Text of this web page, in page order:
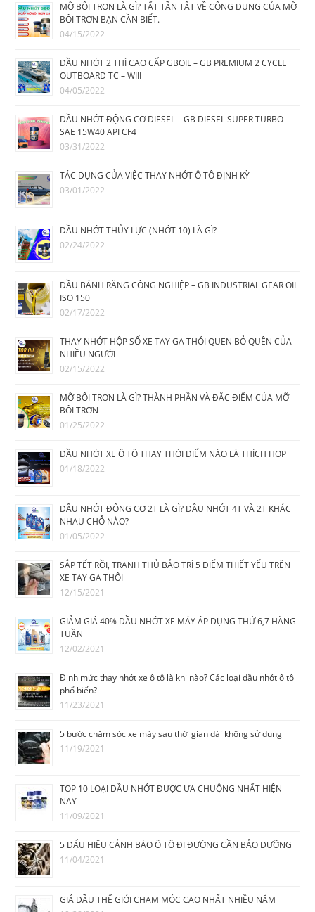
MỠ BÔI TRƠN LÀ GÌ? TẤT TẦN TẬT VỀ CÔNG DỤNG CỦA MỠ
BÔI TRƠN BẠN CẦN BIẾT.
04/15/2022
DẦU NHỚT 2 THÌ CAO CẤP GBOIL – GB PREMIUM 2 CYCLE
OUTBOARD TC – WIII
04/05/2022
DẦU NHỚT ĐỘNG CƠ DIESEL – GB DIESEL SUPER TURBO
SAE 15W40 API CF4
03/31/2022
TÁC DỤNG CỦA VIỆC THAY NHỚT Ô TÔ ĐỊNH KỲ
03/01/2022
DẦU NHỚT THỦY LỰC (NHỚT 10) LÀ GÌ?
02/24/2022
DẦU BÁNH RĂNG CÔNG NGHIỆP – GB INDUSTRIAL GEAR OIL
ISO 150
02/17/2022
THAY NHỚT HỘP SỐ XE TAY GA THÓI QUEN BỎ QUÊN CỦA
NHIỀU NGƯỜI
02/15/2022
MỠ BÔI TRƠN LÀ GÌ? THÀNH PHẦN VÀ ĐẶC ĐIỂM CỦA MỠ
BÔI TRƠN
01/25/2022
DẦU NHỚT XE Ô TÔ THAY THỜI ĐIỂM NÀO LÀ THÍCH HỢP
01/18/2022
DẦU NHỚT ĐỘNG CƠ 2T LÀ GÌ? DẦU NHỚT 4T VÀ 2T KHÁC
NHAU CHỖ NÀO?
01/05/2022
SẮP TẾT RỒI, TRANH THỦ BẢO TRÌ 5 ĐIỂM THIẾT YẾU TRÊN
XE TAY GA THÔI
12/15/2021
GIẢM GIÁ 40% DẦU NHỚT XE MÁY ÁP DỤNG THỨ 6,7 HÀNG
TUẦN
12/02/2021
Định mức thay nhớt xe ô tô là khi nào? Các loại dầu nhớt ô tô
phổ biến?
11/23/2021
5 bước chăm sóc xe máy sau thời gian dài không sử dụng
11/19/2021
TOP 10 LOẠI DẦU NHỚT ĐƯỢC ƯA CHUỘNG NHẤT HIỆN
NAY
11/09/2021
5 DẤU HIỆU CẢNH BÁO Ô TÔ ĐI ĐƯỜNG CẦN BẢO DƯỠNG
11/04/2021
GIÁ DẦU THẾ GIỚI CHẠM MÓC CAO NHẤT NHIỀU NĂM